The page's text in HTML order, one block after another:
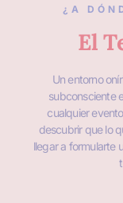
¿A
El
Un entorno
subconsciente
cualquier
descubrir que lo
llegar a formularte